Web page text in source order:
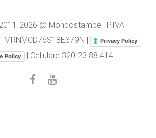
2026 @ Mondostampe | P.IVA
|
Privacy Policy -
Policy | Cellulare 320 23.88.414